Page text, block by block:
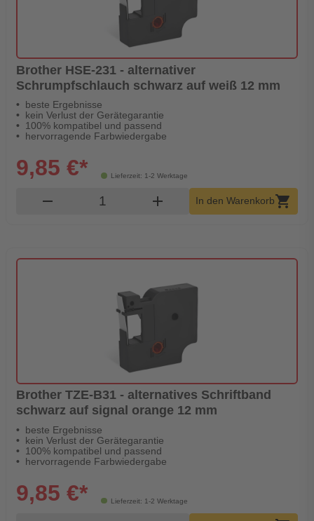
Brother HSE-231 - alternativer
Schrumpfschlauch schwarz auf weiß 12 mm
beste Ergebnisse
kein Verlust der Gerätegarantie
100% kompatibel und passend
hervorragende Farbwiedergabe
Lieferzeit: 1-2 Werktage
9,85 €*
remove Produkt Warenkorb Menge
add In den Warenkorbshopping_cart
Brother TZE-B31 - alternatives Schriftband
schwarz auf signal orange 12 mm
beste Ergebnisse
kein Verlust der Gerätegarantie
100% kompatibel und passend
hervorragende Farbwiedergabe
Lieferzeit: 1-2 Werktage
9,85 €*